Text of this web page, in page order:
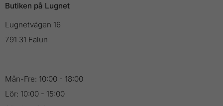
Butiken på Lugnet
Lugnetvägen 16
791 31 Falun
Mån-Fre: 10:00 - 18:00
Lör: 10:00 - 15:00